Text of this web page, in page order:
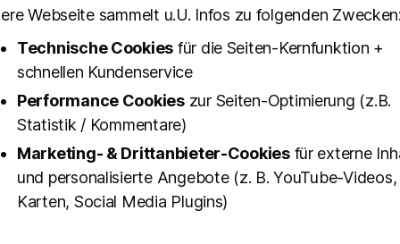
Einblicke in die Welt der Koberer, Zuhälter, Drag Queens
Mix aus Infos und Entertainment
humorvoll, authentisch, derb
Besuch von Olivia Jones' Kostümfundus und Schminkplatz über der
inklusive
durch Eintrittsgelder oder Mindestverzehr an einzelnen
Webseite sammelt u.U. Infos zu folgenden Zwecken:
Technische Cookies für die Seiten-Kernfunktion +
schnellen Kundenservice
Performance Cookieszur Seiten-Optimierung (z.B.
Statistik / Kommentare)
Marketing- & Drittanbieter-Cookiesfür externe
und personalisierte Angebote (z. B. YouTube-Videos,
Karten, Social Media Plugins)